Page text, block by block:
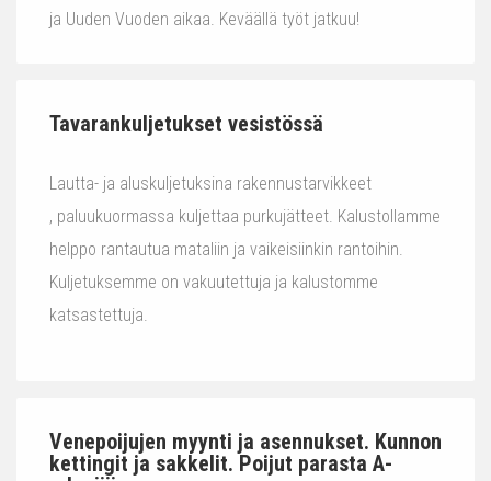
ja Uuden Vuoden aikaa. Keväällä työt jatkuu!
Tavarankuljetukset vesistössä
Lautta- ja aluskuljetuksina rakennustarvikkeet
, paluukuormassa kuljettaa purkujätteet. Kalustollamme
helppo rantautua mataliin ja vaikeisiinkin rantoihin.
Kuljetuksemme on vakuutettuja ja kalustomme
katsastettuja.
Venepoijujen myynti ja asennukset. Kunnon
kettingit ja sakkelit. Poijut parasta A-